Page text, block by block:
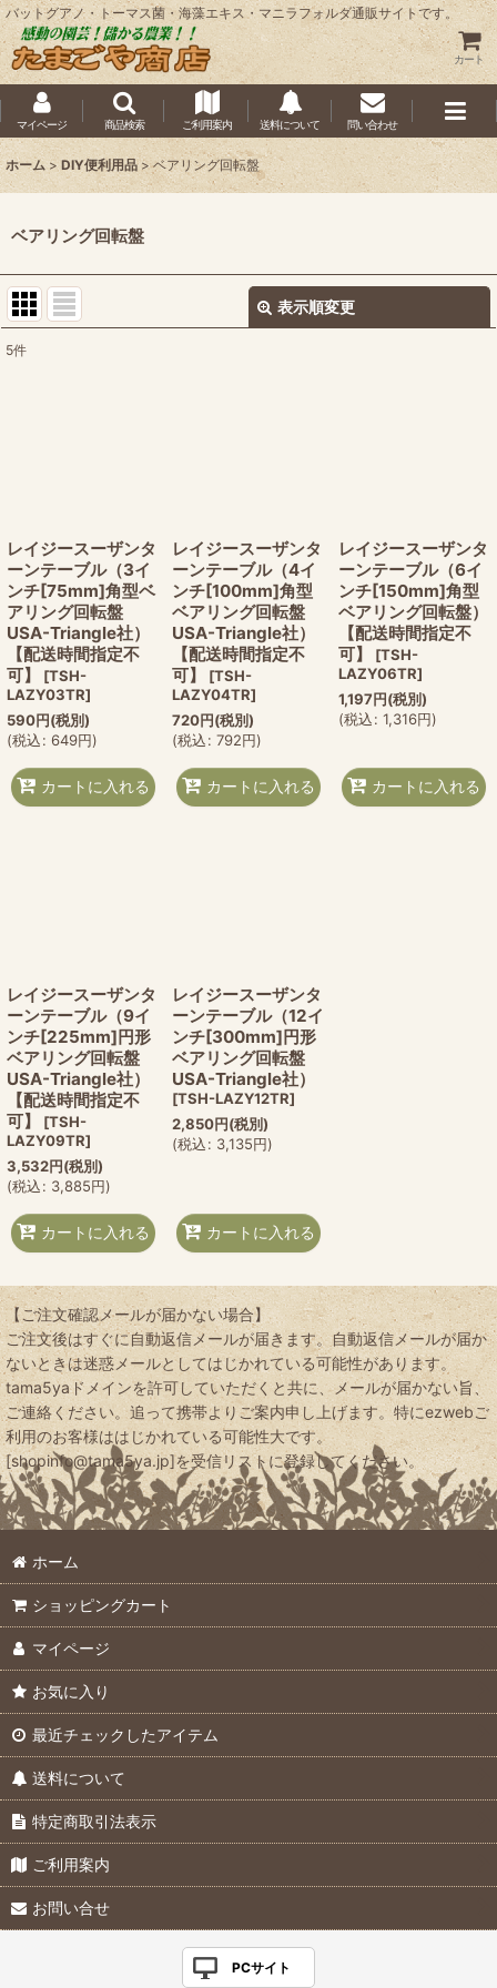
バットグアノ・トーマス菌・海藻エキス・マニラフォルダ通販サイトです。
カート
マイページ 商品検索 ご利用案内 送料について 問い合わせ
ホーム > DIY便利用品 > ベアリング回転盤
ベアリング回転盤
表示順変更
5件
レイジースーザンタ
ーンテーブル（3イ
ンチ[75mm]角型ベ
アリング回転盤
USA-Triangle社）
【配送時間指定不
可】
[TSH-
LAZY03TR]
590円(税別)
(税込: 649円)
カートに入れる
レイジースーザンタ
ーンテーブル（4イ
ンチ[100mm]角型
ベアリング回転盤
USA-Triangle社）
【配送時間指定不
可】
[TSH-
LAZY04TR]
720円(税別)
(税込: 792円)
カートに入れる
レイジースーザンタ
ーンテーブル（6イ
ンチ[150mm]角型
ベアリング回転盤）
【配送時間指定不
可】
[TSH-
LAZY06TR]
1,197円(税別)
(税込: 1,316円)
カートに入れる
レイジースーザンタ
ーンテーブル（9イ
ンチ[225mm]円形
ベアリング回転盤
USA-Triangle社）
【配送時間指定不
可】
[TSH-
LAZY09TR]
3,532円(税別)
(税込: 3,885円)
カートに入れる
レイジースーザンタ
ーンテーブル（12イ
ンチ[300mm]円形
ベアリング回転盤
USA-Triangle社）
[TSH-LAZY12TR]
2,850円(税別)
(税込: 3,135円)
カートに入れる
【ご注文確認メールが届かない場合】
ご注文後はすぐに自動返信メールが届きます。自動返信メールが届か
ないときは迷惑メールとしてはじかれている可能性があります。
tama5yaドメインを許可していただくと共に、メールが届かない旨、
ご連絡ください。追って携帯よりご案内申し上げます。特にezwebご
利用のお客様ははじかれている可能性大です。
[shopinfo@tama5ya.jp]を受信リストに登録してください。
ホーム
ショッピングカート
マイページ
お気に入り
最近チェックしたアイテム
送料について
特定商取引法表示
ご利用案内
お問い合せ
PCサイト